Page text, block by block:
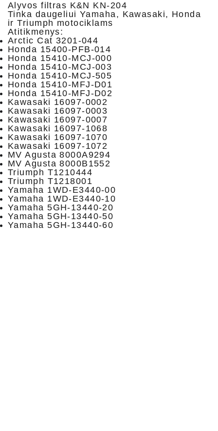
Alyvos filtras K&N KN-204
Tinka daugeliui Yamaha, Kawasaki, Honda
ir Triumph motociklams
Atitikmenys:
Arctic Cat 3201-044
Honda 15400-PFB-014
Honda 15410-MCJ-000
Honda 15410-MCJ-003
Honda 15410-MCJ-505
Honda 15410-MFJ-D01
Honda 15410-MFJ-D02
Kawasaki 16097-0002
Kawasaki 16097-0003
Kawasaki 16097-0007
Kawasaki 16097-1068
Kawasaki 16097-1070
Kawasaki 16097-1072
MV Agusta 8000A9294
MV Agusta 8000B1552
Triumph T1210444
Triumph T1218001
Yamaha 1WD-E3440-00
Yamaha 1WD-E3440-10
Yamaha 5GH-13440-20
Yamaha 5GH-13440-50
Yamaha 5GH-13440-60